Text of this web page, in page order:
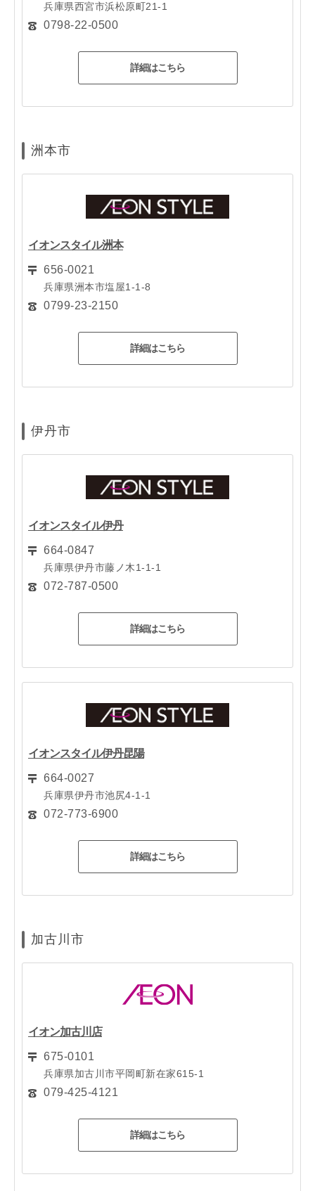
兵庫県西宮市浜松原町21-1
0798-22-0500
詳細はこちら
洲本市
イオンスタイル洲本
656-0021
兵庫県洲本市塩屋1-1-8
0799-23-2150
詳細はこちら
伊丹市
イオンスタイル伊丹
664-0847
兵庫県伊丹市藤ノ木1-1-1
072-787-0500
詳細はこちら
イオンスタイル伊丹昆陽
664-0027
兵庫県伊丹市池尻4-1-1
072-773-6900
詳細はこちら
加古川市
イオン加古川店
675-0101
兵庫県加古川市平岡町新在家615-1
079-425-4121
詳細はこちら